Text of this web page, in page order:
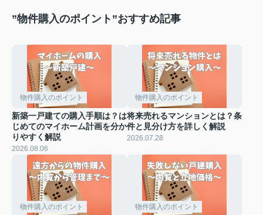
”物件購入のポイント”おすすめ記事
物件購入のポイント
新築一戸建ての購入手順は？は
じめてのマイホーム計画を分か
りやすく解説
2026.08.06
物件購入のポイント
将来売れるマンションとは？条
件と見分け方を詳しく解説
2026.07.28
物件購入のポイント 物件購入のポイント